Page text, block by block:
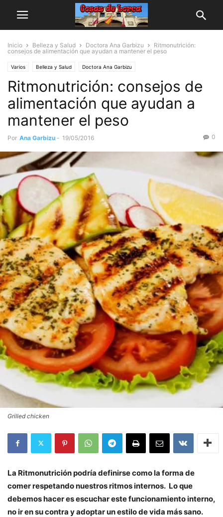
Inicio Belleza y Salud Doctora Ana Garbizu
Ritmonutrición:
consejos de alimentación que ayudan a mantener el peso
Varios Belleza y Salud Doctora Ana Garbizu
Ritmonutrición: consejos de
alimentación que ayudan a
mantener el peso
Por Ana Garbizu - 19/05/2016 0
Grilled chicken
La Ritmonutrición podría definirse como la forma de
comer respetando nuestros ritmos internos. Lo que
debemos hacer es escuchar este funcionamiento interno,
no ir en su contra y adoptar un estilo de vida más sano.